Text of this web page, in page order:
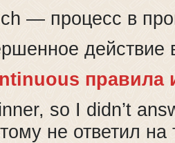
— процесс в
правила
so I didn’t
не ответил